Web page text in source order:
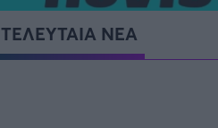
ΤΕΛΕΥΤΑΙΑ ΝΕΑ